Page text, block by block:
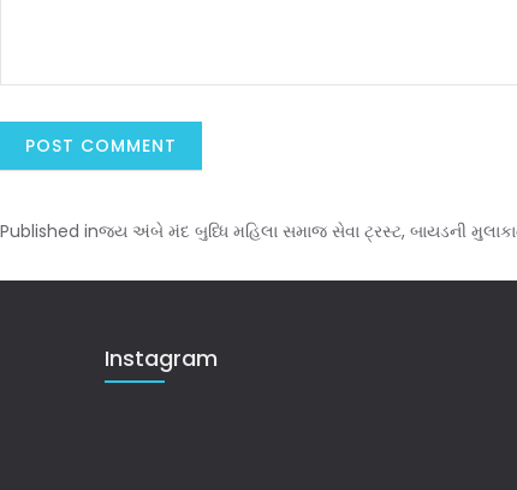
Published inજય અંબે મંદ બુધ્ધિ મહિલા સમાજ સેવા ટ્રસ્ટ, બાયડની
Instagram